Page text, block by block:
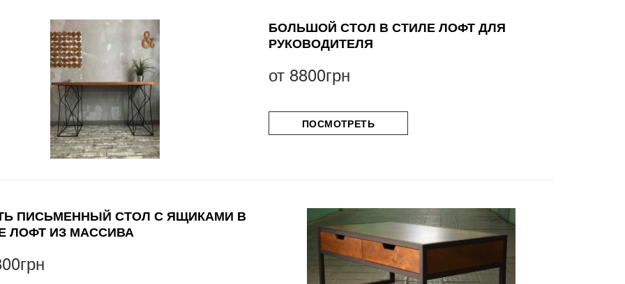
БОЛЬШОЙ СТОЛ В СТИЛЕ ЛОФТ ДЛЯ
РУКОВОДИТЕЛЯ
от 8800грн
ПОСМОТРЕТЬ
ПИСЬМЕННЫЙ СТОЛ С ЯЩИКАМИ В
ЛОФТ ИЗ МАССИВА